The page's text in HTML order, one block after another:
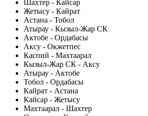
Шахтер - Кайсар
Жетысу - Кайрат
Астана - Тобол
Атырау - Кызыл-Жар СК
Актобе - Ордабасы
Аксу - Окжетпес
Каспий - Махтаарал
Кызыл-Жар СК - Аксу
Атырау - Актобе
Тобол - Ордабасы
Кайрат - Астана
Кайсар - Жетысу
Махтаарал - Шахтер